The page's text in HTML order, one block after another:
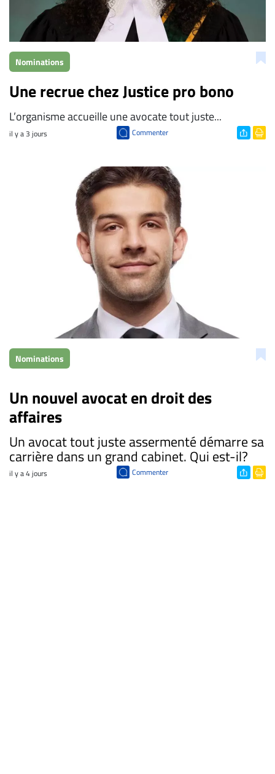
Nominations
Une recrue chez Justice pro bono
L’organisme accueille une avocate tout juste...
il y a 3 jours Commenter
Nominations
Un nouvel avocat en droit des
affaires
Un avocat tout juste assermenté démarre sa
carrière dans un grand cabinet. Qui est-il?
il y a 4 jours Commenter